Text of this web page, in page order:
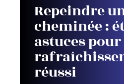
Repeindre
cheminée :
astuces
réussi